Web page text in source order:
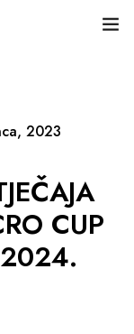
2023
CUP
2024.